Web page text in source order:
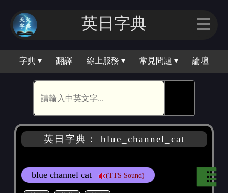
英日字典 ☰
字典 ▾ 翻譯 線上服務 ▾ 常見問題 ▾ 論壇
英日字典： blue_channel_cat
blue channel cat (TTS Sound)